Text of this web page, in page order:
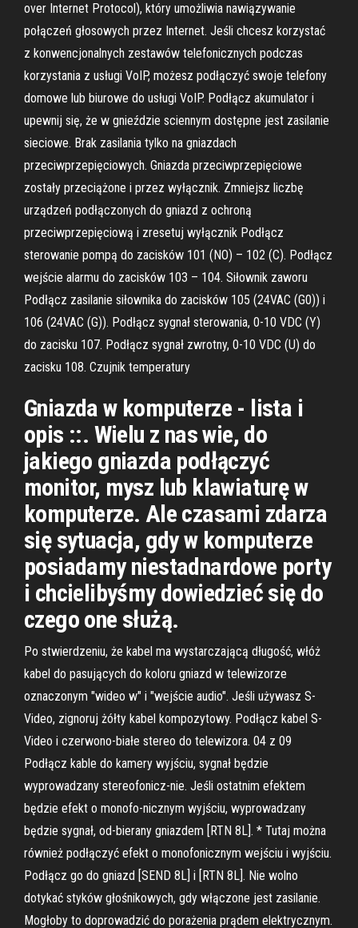
over Internet Protocol), który umożliwia nawiązywanie
połączeń głosowych przez Internet. Jeśli chcesz korzystać
z konwencjonalnych zestawów telefonicznych podczas
korzystania z usługi VoIP, możesz podłączyć swoje telefony
domowe lub biurowe do usługi VoIP. Podłącz akumulator i
upewnij się, że w gnieździe sciennym dostępne jest zasilanie
sieciowe. Brak zasilania tylko na gniazdach
przeciwprzepięciowych. Gniazda przeciwprzepięciowe
zostały przeciążone i przez wyłącznik. Zmniejsz liczbę
urządzeń podłączonych do gniazd z ochroną
przeciwprzepięciową i zresetuj wyłącznik Podłącz
sterowanie pompą do zacisków 101 (NO) – 102 (C). Podłącz
wejście alarmu do zacisków 103 – 104. Siłownik zaworu
Podłącz zasilanie siłownika do zacisków 105 (24VAC (G0)) i
106 (24VAC (G)). Podłącz sygnał sterowania, 0-10 VDC (Y)
do zacisku 107. Podłącz sygnał zwrotny, 0-10 VDC (U) do
zacisku 108. Czujnik temperatury
Gniazda w komputerze - lista i
opis ::. Wielu z nas wie, do
jakiego gniazda podłączyć
monitor, mysz lub klawiaturę w
komputerze. Ale czasami zdarza
się sytuacja, gdy w komputerze
posiadamy niestadnardowe porty
i chcielibyśmy dowiedzieć się do
czego one służą.
Po stwierdzeniu, że kabel ma wystarczającą długość, włóż
kabel do pasujących do koloru gniazd w telewizorze
oznaczonym "wideo w" i "wejście audio". Jeśli używasz S-
Video, zignoruj żółty kabel kompozytowy. Podłącz kabel S-
Video i czerwono-białe stereo do telewizora. 04 z 09
Podłącz kable do kamery wyjściu, sygnał będzie
wyprowadzany stereofonicz-nie. Jeśli ostatnim efektem
będzie efekt o monofo-nicznym wyjściu, wyprowadzany
będzie sygnał, od-bierany gniazdem [RTN 8L]. * Tutaj można
również podłączyć efekt o monofonicznym wejściu i wyjściu.
Podłącz go do gniazd [SEND 8L] i [RTN 8L]. Nie wolno
dotykać styków głośnikowych, gdy włączone jest zasilanie.
Mogłoby to doprowadzić do porażenia prądem elektrycznym.